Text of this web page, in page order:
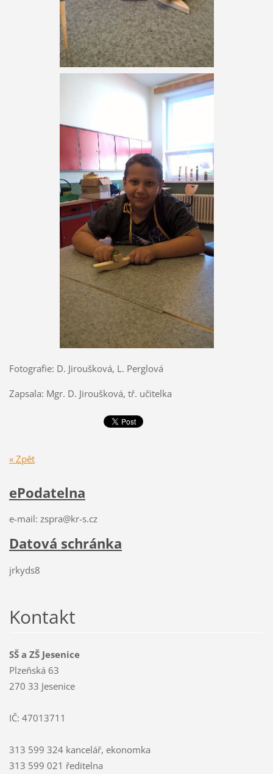
Fotografie: D. Jiroušková, L. Perglová
Zapsala: Mgr. D. Jiroušková, tř. učitelka
« Zpět
ePodatelna
e-mail: zspra@kr-s.cz
Datová schránka
jrkyds8
Kontakt
SŠ a ZŠ Jesenice
Plzeňská 63
270 33 Jesenice
IČ: 47013711
313 599 324 kancelář, ekonomka
313 599 021 ředitelna